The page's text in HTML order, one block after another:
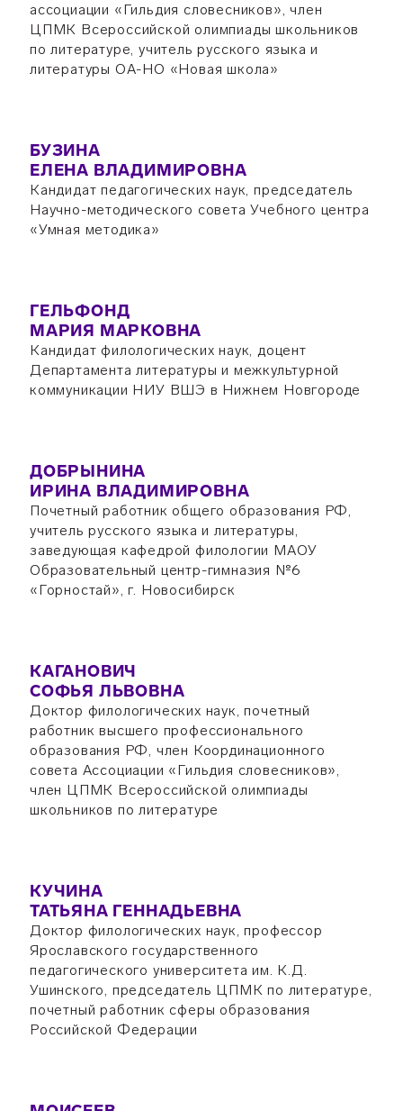
ассоциации «Гильдия словесников», член
ЦПМК Всероссийской олимпиады школьников
по литературе, учитель русского языка и
литературы ОА-НО «Новая школа»
БУЗИНА
ЕЛЕНА ВЛАДИМИРОВНА
Кандидат педагогических наук, председатель
Научно-методического совета Учебного центра
«Умная методика»
ГЕЛЬФОНД
МАРИЯ МАРКОВНА
Кандидат филологических наук, доцент
Департамента литературы и межкультурной
коммуникации НИУ ВШЭ в Нижнем Новгороде
ДОБРЫНИНА
ИРИНА ВЛАДИМИРОВНА
Почетный работник общего образования РФ,
учитель русского языка и литературы,
заведующая кафедрой филологии МАОУ
Образовательный центр-гимназия №6
«Горностай», г. Новосибирск
КАГАНОВИЧ
СОФЬЯ ЛЬВОВНА
Доктор филологических наук, почетный
работник высшего профессионального
образования РФ, член Координационного
совета Ассоциации «Гильдия словесников»,
член ЦПМК Всероссийской олимпиады
школьников по литературе
КУЧИНА
ТАТЬЯНА ГЕННАДЬЕВНА
Доктор филологических наук, профессор
Ярославского государственного
педагогического университета им. К.Д.
Ушинского, председатель ЦПМК по литературе,
почетный работник сферы образования
Российской Федерации